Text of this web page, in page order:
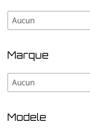
Pays
Pays
Marque
Marque
Marque
Modele